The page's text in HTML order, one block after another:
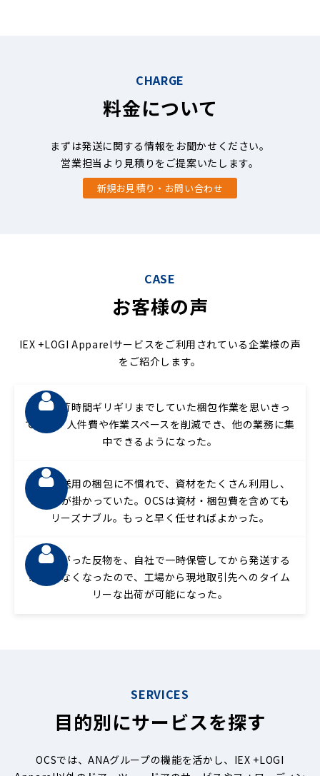
CHARGE
料金について
まずは発送に関する情報をお聞かせください。
営業担当より見積りをご提案いたします。
新規お見積り・お問い合わせ
CASE
お客様の声
IEX +LOGI Apparelサービスをご利用されている企業様の声
をご紹介します。
毎日集荷時間ギリギリまでしていた梱包作業を思いきっ
て委託。人件費や作業スペースを削減でき、他の業務に集
中できるようになった。
国際輸送用の梱包に不慣れで、資材をたくさん利用し、
コストが掛かっていた。OCSは資材・梱包費を含めても
リーズナブル。もっと早く任せればよかった。
出来上がった反物を、自社で一時保管してから発送する
必要がなくなったので、工場から現地取引先へのタイム
リーな出荷が可能になった。
SERVICES
目的別にサービスを探す
OCSでは、ANAグループの機能を活かし、IEX +LOGI